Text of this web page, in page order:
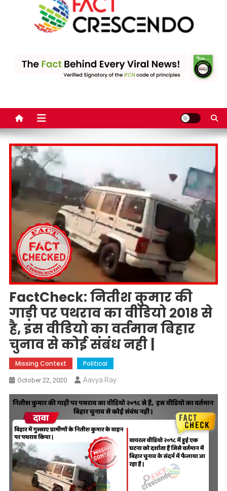
leading fact-checking
FactCheck: नितीश कुमार की
गाड़ी पर पथराव का वीडियो २०१८ से
है, इस वीडियो का वर्तमान बिहार
चुनाव से कोई संबंध नही |
Missing Context Political
October 22, 2020 Aavya Ray